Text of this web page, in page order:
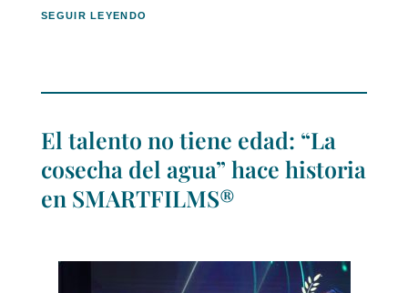
SEGUIR LEYENDO
El talento no tiene edad: “La
cosecha del agua” hace historia
en SMARTFILMS®